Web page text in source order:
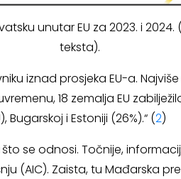
unutar EU za 2023. i
teksta).
iznad prosjeka EU-a.
18 zemalja EU
i Estoniji (26%).“ (2)
se odnosi. Točnije,
(AIC). Zaista, tu Mađarska